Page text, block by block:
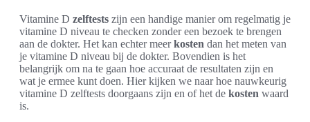
Vitamine D zelftests zijn een handige manier om regelmatig je
vitamine D niveau te checken zonder een bezoek te brengen
aan de dokter. Het kan echter meerkosten dan het meten van
je vitamine D niveau bij de dokter. Bovendien is het
belangrijk om na te gaan hoe accuraat de resultaten zijn en
wat je ermee kunt doen. Hier kijken we naar hoe nauwkeurig
vitamine D zelftests doorgaans zijn en of het de kosten waard
is.